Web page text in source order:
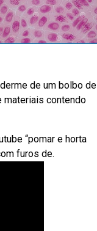
de um bolbo de
materiais contendo
“pomar e horta
furos de.